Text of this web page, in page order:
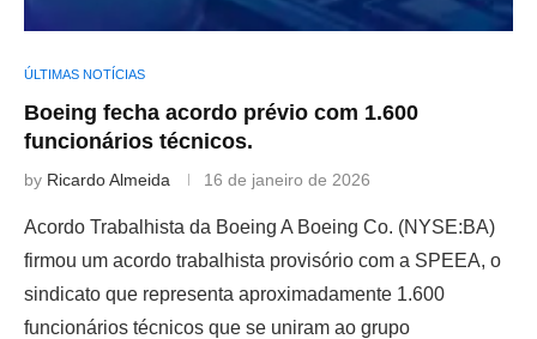
ÚLTIMAS NOTÍCIAS
Boeing fecha acordo prévio com 1.600
funcionários técnicos.
by Ricardo Almeida 16 de janeiro de 2026
Acordo Trabalhista da Boeing A Boeing Co. (NYSE:BA)
firmou um acordo trabalhista provisório com a SPEEA, o
sindicato que representa aproximadamente 1.600
funcionários técnicos que se uniram ao grupo